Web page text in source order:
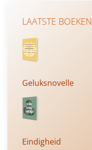
LAATSTE BOEKEN
Geluksnovelle
Eindigheid